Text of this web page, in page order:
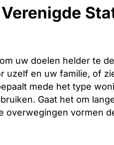
uw doelen helder te
uzelf en uw familie, of
mede het type
Gaat het om
overwegingen vormen